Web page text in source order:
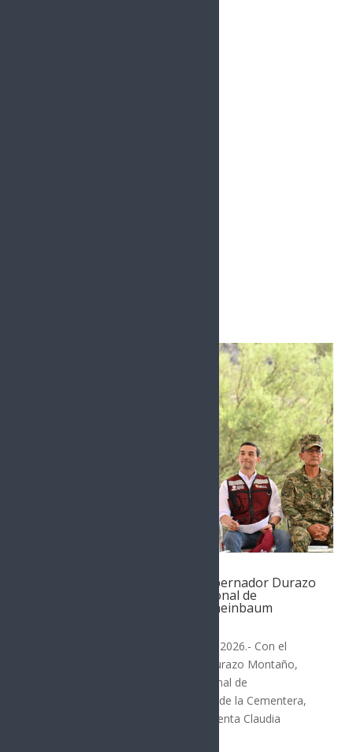
Con más de 13 mil árboles, Gobernador Durazo
suma a Sonora a Jornada Nacional de
Reforestación de Presidenta Sheinbaum
Hermosillo, Sonora; 9 de agosto de 2026.- Con el
respaldo del gobernador Alfonso Durazo Montaño,
Sonora se sumó a la Jornada Nacional de
Reforestación 2026, desde el Cerro de la Cementera,
estrategia encabezada por la presidenta Claudia